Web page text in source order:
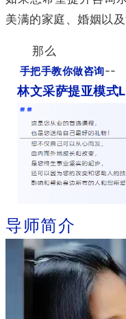
美满的家庭、婚姻以
那么
手把手教你做咨询--
林文采萨提亚模式
导师简介